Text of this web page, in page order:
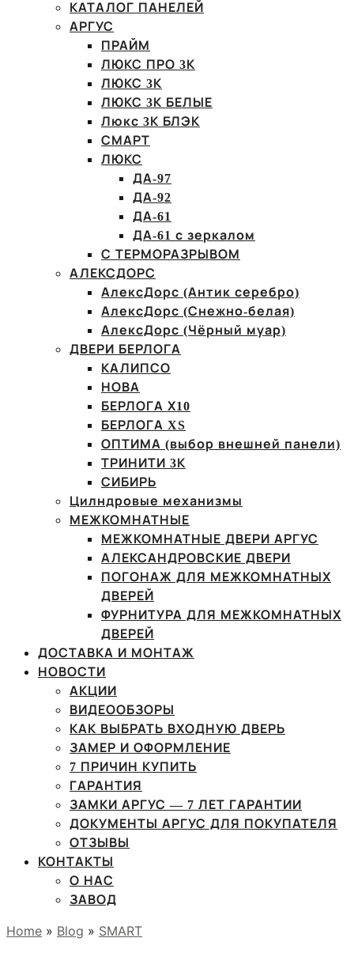
КАТАЛОГ ПАНЕЛЕЙ
АРГУС
ПРАЙМ
ЛЮКС ПРО 3К
ЛЮКС 3К
ЛЮКС 3К БЕЛЫЕ
Люкс 3К БЛЭК
СМАРТ
ЛЮКС
ДА-97
ДА-92
ДА-61
ДА-61 с зеркалом
С ТЕРМОРАЗРЫВОМ
АЛЕКСДОРС
АлексДорс (Антик серебро)
АлексДорс (Снежно-белая)
АлексДорс (Чёрный муар)
ДВЕРИ БЕРЛОГА
КАЛИПСО
НОВА
БЕРЛОГА Х10
БЕРЛОГА XS
ОПТИМА (выбор внешней панели)
ТРИНИТИ 3К
СИБИРЬ
Цилндровые механизмы
МЕЖКОМНАТНЫЕ
МЕЖКОМНАТНЫЕ ДВЕРИ АРГУС
АЛЕКСАНДРОВСКИЕ ДВЕРИ
ПОГОНАЖ ДЛЯ МЕЖКОМНАТНЫХ
ДВЕРЕЙ
ФУРНИТУРА ДЛЯ МЕЖКОМНАТНЫХ
ДВЕРЕЙ
ДОСТАВКА И МОНТАЖ
НОВОСТИ
АКЦИИ
ВИДЕООБЗОРЫ
КАК ВЫБРАТЬ ВХОДНУЮ ДВЕРЬ
ЗАМЕР И ОФОРМЛЕНИЕ
7 ПРИЧИН КУПИТЬ
ГАРАНТИЯ
ЗАМКИ АРГУС — 7 ЛЕТ ГАРАНТИИ
ДОКУМЕНТЫ АРГУС ДЛЯ ПОКУПАТЕЛЯ
ОТЗЫВЫ
КОНТАКТЫ
О НАС
ЗАВОД
Home » Blog » SMART